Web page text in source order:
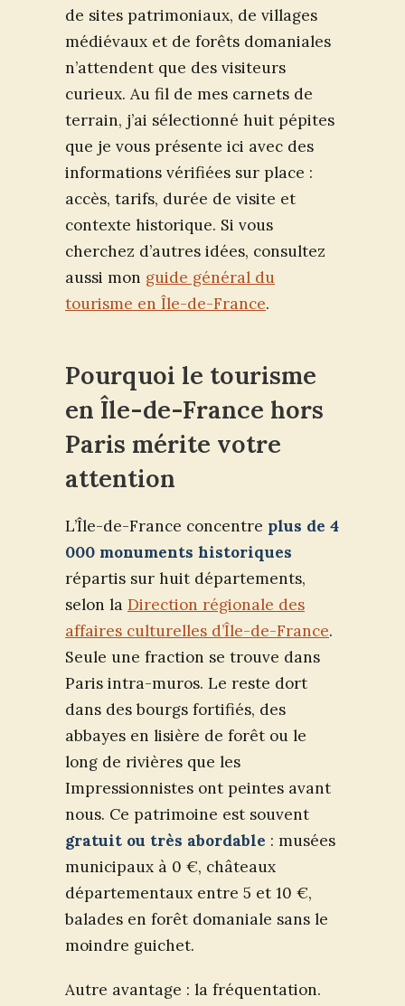
de sites patrimoniaux, de villages
médiévaux et de forêts domaniales
n’attendent que des visiteurs
curieux. Au fil de mes carnets de
terrain, j’ai sélectionné huit pépites
que je vous présente ici avec des
informations vérifiées sur place :
accès, tarifs, durée de visite et
contexte historique. Si vous
cherchez d’autres idées, consultez
aussi mon guide général du
tourisme en Île-de-France.
Pourquoi le tourisme
en Île-de-France hors
Paris mérite votre
attention
L’Île-de-France concentre plus de 4
000 monuments historiques
répartis sur huit départements,
selon la Direction régionale des
affaires culturelles d’Île-de-France.
Seule une fraction se trouve dans
Paris intra-muros. Le reste dort
dans des bourgs fortifiés, des
abbayes en lisière de forêt ou le
long de rivières que les
Impressionnistes ont peintes avant
nous. Ce patrimoine est souvent
gratuit ou très abordable : musées
municipaux à 0 €, châteaux
départementaux entre 5 et 10 €,
balades en forêt domaniale sans le
moindre guichet.
Autre avantage : la fréquentation.